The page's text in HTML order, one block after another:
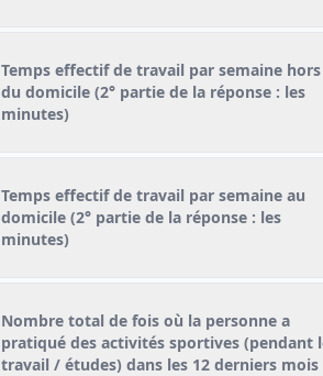
Temps effectif de travail par semaine hors
du domicile (2° partie de la réponse : les
minutes)
Temps effectif de travail par semaine au
domicile (2° partie de la réponse : les
minutes)
Nombre total de fois où la personne a
pratiqué des activités sportives (pendant
travail / études) dans les 12 derniers mois